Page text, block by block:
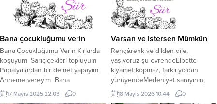
Ne filim çevirdim,nede fırıldak, Her
işte başım dik,yüzüm ise ak,
Sıkışınca korkup vede kaçarak,
Balkondan bakmayı beceremedim…
Hakaret ettiler,korkmadı gözüm,...
maskesinden yüzünü
Çekemezsin,sene olsan nazını Yazı
başka, kışı...
Bana çocukluğumu verin
Bana Çocukluğumu Verin Kırlarda
koşuyum Sarıçiçekleri topluyum
Papatyalardan bir demet yapayım
Anneme vereyim Bana
çocukluğumu verin Uçurtmayı
gökyüzüne salayım Yıldızlarla dans
17 Mayıs 2025 22:03 0
Varsan ve İstersen Mümkün
Rengârenk ve dilden dile,
yaşıyoruz şu evrendeElbette
kıyamet kopmaz, farklı yoldan
yürüyendeMedeniyet sarayının,
tuğlasıyız her bir tende Enerji gelir
güneşten, kâinat akıl
18 Mayıs 2026 10:44 0